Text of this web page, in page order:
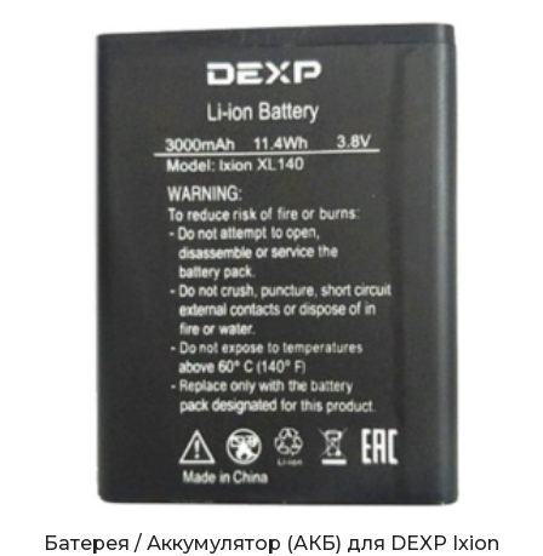
Батерея / Аккумулятор (АКБ) для DEXP Ixion